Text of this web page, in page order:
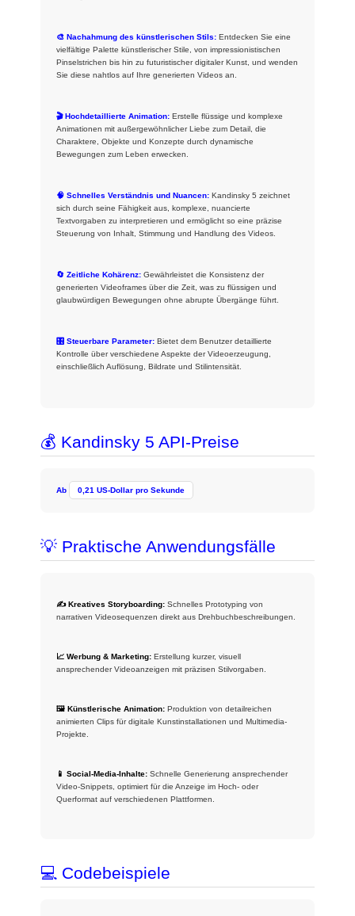
🎨 Nachahmung des künstlerischen Stils: Entdecken Sie eine
vielfältige Palette künstlerischer Stile, von impressionistischen
Pinselstrichen bis hin zu futuristischer digitaler Kunst, und wenden
Sie diese nahtlos auf Ihre generierten Videos an.
🎬 Hochdetaillierte Animation: Erstelle flüssige und komplexe
Animationen mit außergewöhnlicher Liebe zum Detail, die
Charaktere, Objekte und Konzepte durch dynamische
Bewegungen zum Leben erwecken.
🧠 Schnelles Verständnis und Nuancen: Kandinsky 5 zeichnet
sich durch seine Fähigkeit aus, komplexe, nuancierte
Textvorgaben zu interpretieren und ermöglicht so eine präzise
Steuerung von Inhalt, Stimmung und Handlung des Videos.
🔄 Zeitliche Kohärenz: Gewährleistet die Konsistenz der
generierten Videoframes über die Zeit, was zu flüssigen und
glaubwürdigen Bewegungen ohne abrupte Übergänge führt.
🎛️ Steuerbare Parameter: Bietet dem Benutzer detaillierte
Kontrolle über verschiedene Aspekte der Videoerzeugung,
einschließlich Auflösung, Bildrate und Stilintensität.
💰 Kandinsky 5 API-Preise
Ab 0,21 US-Dollar pro Sekunde
💡 Praktische Anwendungsfälle
✍️ Kreatives Storyboarding: Schnelles Prototyping von
narrativen Videosequenzen direkt aus Drehbuchbeschreibungen.
📈 Werbung & Marketing: Erstellung kurzer, visuell
ansprechender Videoanzeigen mit präzisen Stilvorgaben.
🖼️ Künstlerische Animation: Produktion von detailreichen
animierten Clips für digitale Kunstinstallationen und Multimedia-
Projekte.
📱 Social-Media-Inhalte: Schnelle Generierung ansprechender
Video-Snippets, optimiert für die Anzeige im Hoch- oder
Querformat auf verschiedenen Plattformen.
💻 Codebeispiele